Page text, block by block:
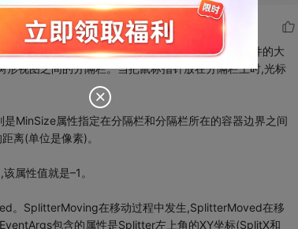
Splitter控件用于重新设置停靠在其上的其他控件的大
视图之间的分隔栏。当把鼠标指针放在分隔栏上时,光标
MinSize属性指定在分隔栏和分隔栏所在的容器边界之间
离(单位是像素)。
属性值就是–1。
。SplitterMoving在移动过程中发生,SplitterMoved在移
包含的属性是Splitter左上角的XY坐标(SplitX和